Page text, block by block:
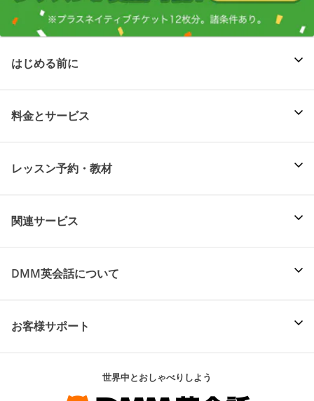
はじめる前に
料金とサービス
レッスン予約・教材
関連サービス
DMM英会話について
お客様サポート
世界中とおしゃべりしよう